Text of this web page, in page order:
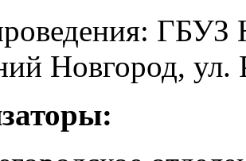
Новгород, ул.